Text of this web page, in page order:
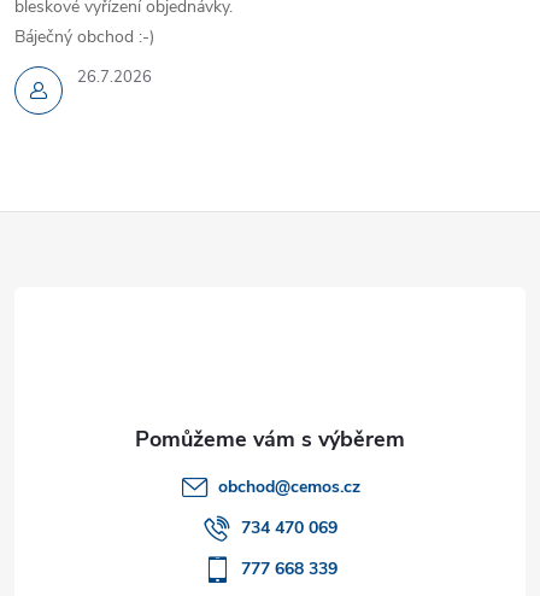
26.7.2026
bleskové vyřízení objednávky.
Báječný obchod :-)
obchod@cemos.cz
734 470 069
777 668 339